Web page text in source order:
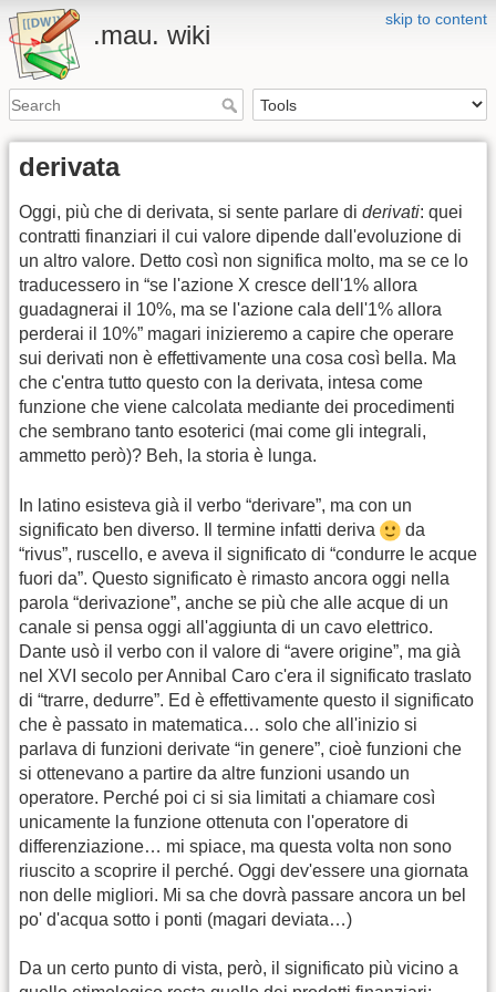
skip to content
.mau. wiki
derivata
Oggi, più che di derivata, si sente parlare di derivati: quei
contratti finanziari il cui valore dipende dall'evoluzione di
un altro valore. Detto così non significa molto, ma se ce lo
traducessero in “se l'azione X cresce dell'1% allora
guadagnerai il 10%, ma se l'azione cala dell'1% allora
perderai il 10%” magari inizieremo a capire che operare
sui derivati non è effettivamente una cosa così bella. Ma
che c'entra tutto questo con la derivata, intesa come
funzione che viene calcolata mediante dei procedimenti
che sembrano tanto esoterici (mai come gli integrali,
ammetto però)? Beh, la storia è lunga.
In latino esisteva già il verbo “derivare”, ma con un
significato ben diverso. Il termine infatti deriva
da
“rivus”, ruscello, e aveva il significato di “condurre le acque
fuori da”. Questo significato è rimasto ancora oggi nella
parola “derivazione”, anche se più che alle acque di un
canale si pensa oggi all'aggiunta di un cavo elettrico.
Dante usò il verbo con il valore di “avere origine”, ma già
nel XVI secolo per Annibal Caro c'era il significato traslato
di “trarre, dedurre”. Ed è effettivamente questo il significato
che è passato in matematica… solo che all'inizio si
parlava di funzioni derivate “in genere”, cioè funzioni che
si ottenevano a partire da altre funzioni usando un
operatore. Perché poi ci si sia limitati a chiamare così
unicamente la funzione ottenuta con l'operatore di
differenziazione… mi spiace, ma questa volta non sono
riuscito a scoprire il perché. Oggi dev'essere una giornata
non delle migliori. Mi sa che dovrà passare ancora un bel
po' d'acqua sotto i ponti (magari deviata…)
Da un certo punto di vista, però, il significato più vicino a